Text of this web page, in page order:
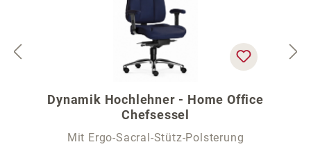
Dynamik Hochlehner - Home Office
Chefsessel
Mit Ergo-Sacral-Stütz-Polsterung